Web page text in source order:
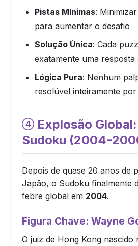
Pistas Mínimas:
para aumentar o desafio
Solução Única: Cada
exatamente uma
Lógica Pura: Nenhum
resolúvel inteiramente
Explosão
Sudoku (2004-
Depois de quase 20 anos de
Japão, o Sudoku finalmente
febre global em 2004.
Figura Chave: Wayne
O juiz de Hong Kong nascido